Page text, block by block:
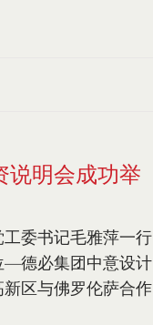
说明会成功举
委书记毛雅萍一行
—德必集团中意设计
区与佛罗伦萨合作